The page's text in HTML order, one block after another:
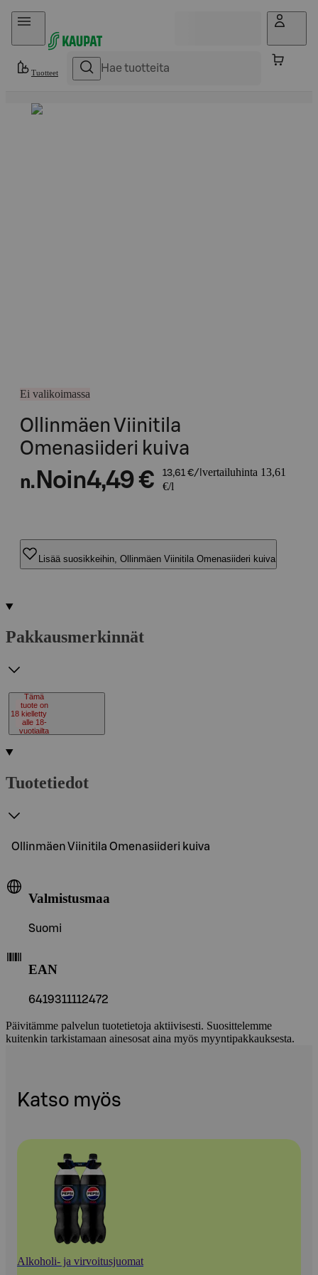
Hyppää sisältöön
Tuotteet
Ei valikoimassa
Ollinmäen Viinitila
Omenasiideri kuiva
n. Noin4,49 € 13,61 €/l vertailuhinta 13,61
€/l
Lisää suosikkeihin, Ollinmäen Viinitila Omenasiideri kuiva
Pakkausmerkinnät
18
Tämä
tuote on
kielletty
alle 18-
vuotiailta
Tuotetiedot
Ollinmäen Viinitila Omenasiideri kuiva
Valmistusmaa
Suomi
EAN
6419311112472
Päivitämme palvelun tuotetietoja aktiivisesti. Suosittelemme
kuitenkin tarkistamaan ainesosat aina myös myyntipakkauksesta.
Katso myös
Alkoholi- ja virvoitusjuomat